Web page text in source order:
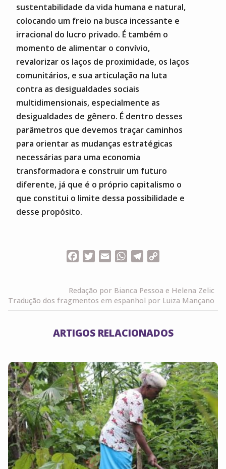
sustentabilidade da vida humana e natural,
colocando um freio na busca incessante e
irracional do lucro privado. É também o
momento de alimentar o convívio,
revalorizar os laços de proximidade, os laços
comunitários, e sua articulação na luta
contra as desigualdades sociais
multidimensionais, especialmente as
desigualdades de gênero. É dentro desses
parâmetros que devemos traçar caminhos
para orientar as mudanças estratégicas
necessárias para uma economia
transformadora e construir um futuro
diferente, já que é o próprio capitalismo o
que constitui o limite dessa possibilidade e
desse propósito.
FacebookTwitterEmailWhatsApp
Telegram
Redação por Bianca Pessoa e Helena Zelic
Tradução dos fragmentos em espanhol por Luiza Mançano
ARTIGOS RELACIONADOS